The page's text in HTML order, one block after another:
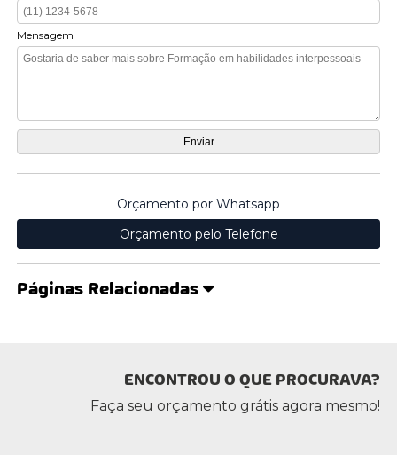
Mensagem
Orçamento por Whatsapp
Orçamento pelo Telefone
Páginas Relacionadas
ENCONTROU O QUE PROCURAVA?
Faça seu orçamento grátis agora mesmo!